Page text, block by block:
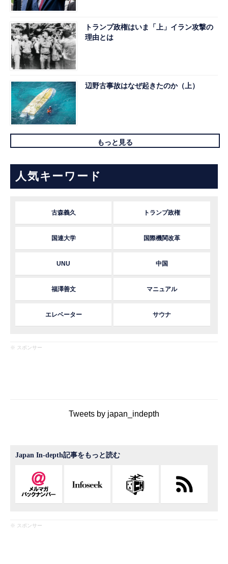
トランプ政権はいま「上」イラン攻撃の
理由とは
辺野古事故はなぜ起きたのか（上）
もっと見る
人気キーワード
古森義久 トランプ政権
国連大学 国際機関改革
UNU 中国
福澤善文 マニュアル
エレベーター サウナ
※ スポンサー
Tweets by japan_indepth
Japan In-depth記事をもっと読む
※ スポンサー